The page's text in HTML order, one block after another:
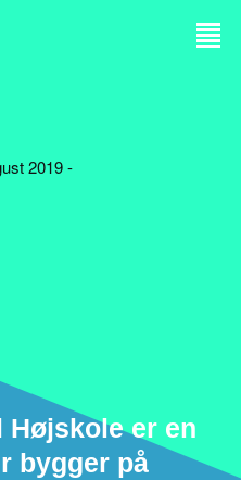
2019 -
Højskole er en
bygger på